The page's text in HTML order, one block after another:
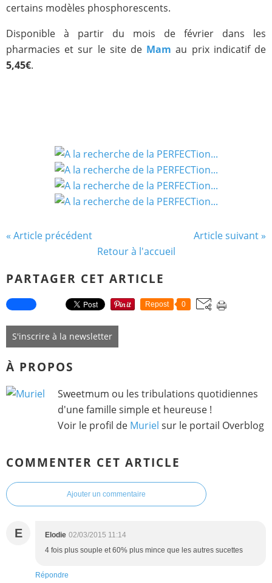
certains modèles phosphorescents.
Disponible à partir du mois de février dans les
pharmacies et sur le site de Mam au prix indicatif de
5,45€.
« Article précédent
Article suivant »
Retour à l'accueil
PARTAGER CET ARTICLE
Repost 0
S'inscrire à la newsletter
À PROPOS
Sweetmum ou les tribulations quotidiennes
d'une famille simple et heureuse !
Voir le profil de Muriel sur le portail Overblog
COMMENTER CET ARTICLE
Ajouter un commentaire
E Elodie 02/03/2015 11:14
4 fois plus souple et 60% plus mince que les autres sucettes
Répondre